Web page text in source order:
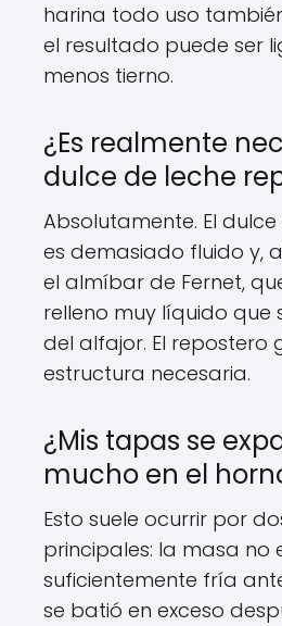
harina todo uso
el resultado puede ser
menos tierno.
¿Es realmente
dulce de leche
Absolutamente. El
es demasiado fluido y,
el almíbar de Fernet,
relleno muy líquido que
del alfajor. El repostero
estructura necesaria.
¿Mis tapas se
mucho en el
Esto suele ocurrir por
principales: la masa no
suficientemente fría
se batió en exceso